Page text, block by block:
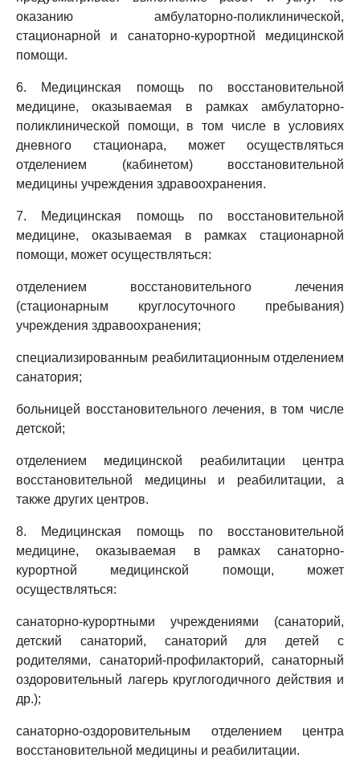
оказанию амбулаторно-поликлинической,
стационарной и санаторно-курортной медицинской
помощи.
6. Медицинская помощь по восстановительной
медицине, оказываемая в рамках амбулаторно-
поликлинической помощи, в том числе в условиях
дневного стационара, может осуществляться
отделением (кабинетом) восстановительной
медицины учреждения здравоохранения.
7. Медицинская помощь по восстановительной
медицине, оказываемая в рамках стационарной
помощи, может осуществляться:
отделением восстановительного лечения
(стационарным круглосуточного пребывания)
учреждения здравоохранения;
специализированным реабилитационным отделением
санатория;
больницей восстановительного лечения, в том числе
детской;
отделением медицинской реабилитации центра
восстановительной медицины и реабилитации, а
также других центров.
8. Медицинская помощь по восстановительной
медицине, оказываемая в рамках санаторно-
курортной медицинской помощи, может
осуществляться:
санаторно-курортными учреждениями (санаторий,
детский санаторий, санаторий для детей с
родителями, санаторий-профилакторий, санаторный
оздоровительный лагерь круглогодичного действия и
др.);
санаторно-оздоровительным отделением центра
восстановительной медицины и реабилитации.